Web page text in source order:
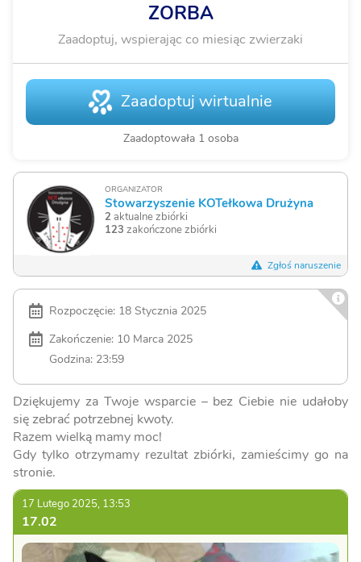
ZORBA
Zaadoptuj, wspierając co miesiąc zwierzaki
Zaadoptuj wirtualnie
Zaadoptowała 1 osoba
ORGANIZATOR
Stowarzyszenie KOTełkowa Drużyna
2 aktualne zbiórki
123 zakończone zbiórki
Zgłoś naruszenie
Rozpoczęcie: 18 Stycznia 2025
Zakończenie: 10 Marca 2025
Godzina: 23:59
Dziękujemy za Twoje wsparcie – bez Ciebie nie udałoby
się zebrać potrzebnej kwoty.
Razem wielką mamy moc!
Gdy tylko otrzymamy rezultat zbiórki, zamieścimy go na
stronie.
17 Lutego 2025, 13:53
17.02